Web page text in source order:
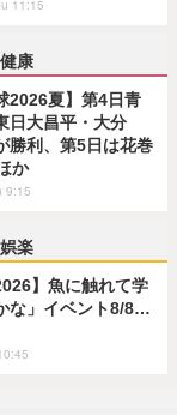
11:15
康
2026夏】第4日青
日大昌平・大分
勝利、第5日は花巻
か
9:15
楽
】魚に触れて学
な」イベント8/8…